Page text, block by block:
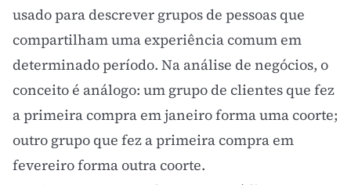
usado para descrever grupos de pessoas que
compartilham uma experiência comum em
determinado período. Na análise de negócios, o
conceito é análogo: um grupo de clientes que fez
a primeira compra em janeiro forma uma coorte;
outro grupo que fez a primeira compra em
fevereiro forma outra coorte.